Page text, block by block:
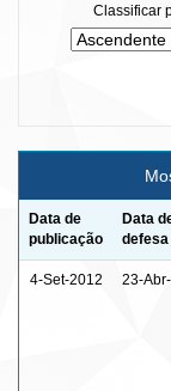
Classificar
Data de
publicação
Data
defesa
4-Set-2012 23-